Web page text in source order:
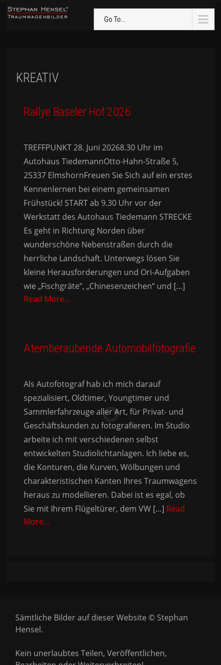
Go To...
KREATIV
Rallye Baseler Hof 2026
TREFFPUNKT 28. Juni 20268.30 Uhr im
Autohaus TiedemannOtto-Hahn-Straße 5,
25337 ElmshornFreuen Sie Sich auf ein erstes
Kennenlernen bei einem gemeinsamen
Frühstück! START ab 9.30 Uhr vor der
Werkstatt des Autohaus Tiedemann STRECKE
Es geht in Richtung Norden über
wunderschöne Nebenstraßen durch die
herrliche Landschaft. Unterwegs lösen Sie
kleine Herausforderungen und Ori-Aufgaben
wie „Fischgräte“, „Chinesenzeichen“ und […]
Read More...
Atemberaubende Automobilfotografie
Als Autofotograf hab ich mich darauf
spezialisiert, Oldtimer, Youngtimer und
Sammlerfahrzeuge aller Art, für Privat- und
Geschäftskunden zu fotografieren. Im Studio
arbeite ich mit verschiedenen selbst
entwickelten Studiolichtanlagen. Ich liebe es,
die Konturen, die Kurven, Wölbungen und
charakteristischen Kanten Ihres Traumwagens
heraus zu modellieren. Dabei ist es egal, ob
Sie mit Ihrem Flügeltürer, dem VW […] Read
More...
Sämtliche Bilder auf dieser Website © Stephan
Hensel.
Kein unerlaubtes Teilen, Veröffentlichen,